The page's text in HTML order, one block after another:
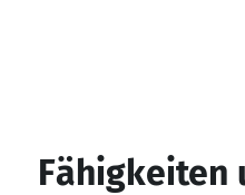
Fähigkeiten